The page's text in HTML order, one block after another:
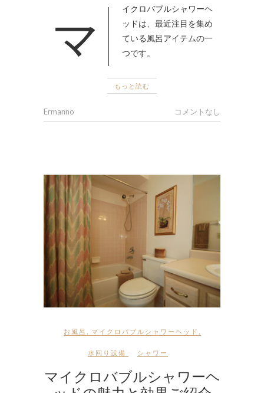
マイクロバブルシャワーヘ
ッドは、最近注目を集め
ている風呂アイテムの一
つです。
もっと読む
Ermanno コメントなし
お風呂 マイクロバブルシャワーヘッド
水回り設備 シャワー
マイクロバブルシャワーヘ